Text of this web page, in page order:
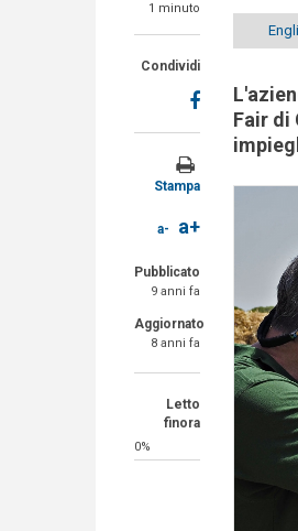
1 minuto
Condividi
Stampa
a- a+
Pubblicato
9 anni fa
Aggiornato
8 anni fa
Letto
finora
0%
Fair di